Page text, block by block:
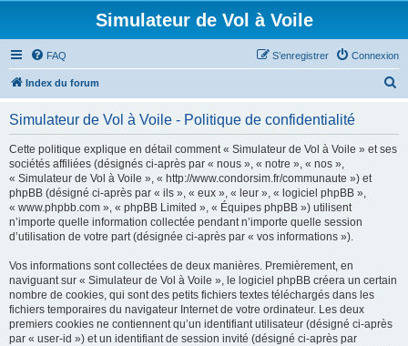
Simulateur de Vol à Voile
FAQ Connexion
S’enregistrer
Index du forum
Simulateur de Vol à Voile - Politique de confidentialité
Cette politique explique en détail comment « Simulateur de Vol à Voile » et ses
sociétés affiliées (désignés ci-après par « nous », « notre », « nos »,
« Simulateur de Vol à Voile », « http://www.condorsim.fr/communaute ») et
phpBB (désigné ci-après par « ils », « eux », « leur », « logiciel phpBB »,
« www.phpbb.com », « phpBB Limited », « Équipes phpBB ») utilisent
n’importe quelle information collectée pendant n’importe quelle session
d’utilisation de votre part (désignée ci-après par « vos informations »).
Vos informations sont collectées de deux manières. Premièrement, en
naviguant sur « Simulateur de Vol à Voile », le logiciel phpBB créera un certain
nombre de cookies, qui sont des petits fichiers textes téléchargés dans les
fichiers temporaires du navigateur Internet de votre ordinateur. Les deux
premiers cookies ne contiennent qu’un identifiant utilisateur (désigné ci-après
par « user-id ») et un identifiant de session invité (désigné ci-après par